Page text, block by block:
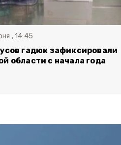
, 14:45
гадюк зафиксировали
области с начала года